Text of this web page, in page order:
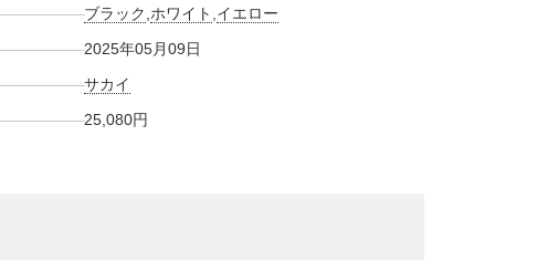
ブラック ホワイト イエロー
2025年05月09日
サカイ
25,080円